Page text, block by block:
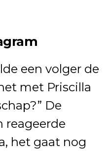
een volger de
met Priscilla
De
reageerde
het gaat nog